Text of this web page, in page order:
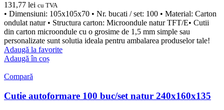
131,77 lei cu TVA
• Dimensiuni: 105x105x70 • Nr. bucati / set: 100 • Material: Carton
ondulat natur • Structura carton: Microondule natur TFT/E• Cutii
din carton microondule cu o grosime de 1,5 mm simple sau
personalizate sunt solutia ideala pentru ambalarea produselor tale!
Adaugă la favorite
Adaugă în coș
Compară
Cutie autoformare 100 buc/set natur 240x160x135